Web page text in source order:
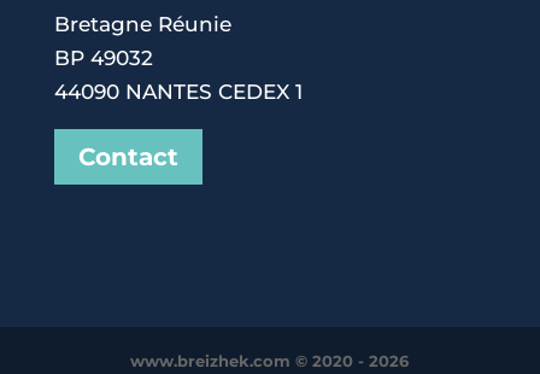
Bretagne Réunie
BP 49032
44090 NANTES CEDEX 1
Contact
www.breizhek.com © 2020 - 2026